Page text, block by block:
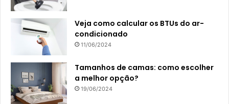
Veja como calcular os BTUs do ar-
condicionado
11/06/2024
Tamanhos de camas: como escolher
a melhor opção?
19/06/2024